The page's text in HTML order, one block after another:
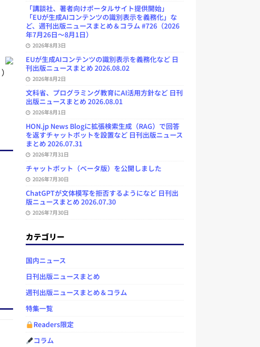
）
「講談社、著者向けポータルサイト提供開始」
「EUが生成AIコンテンツの識別表示を義務化」な
ど、週刊出版ニュースまとめ＆コラム #726（2026
年7月26日～8月1日）
2026年8月3日
EUが生成AIコンテンツの識別表示を義務化など 日
刊出版ニュースまとめ 2026.08.02
2026年8月2日
文科省、プログラミング教育にAI活用方針など 日刊
出版ニュースまとめ 2026.08.01
2026年8月1日
HON.jp News Blogに拡張検索生成（RAG）で回答
を返すチャットボットを設置など 日刊出版ニュース
まとめ 2026.07.31
2026年7月31日
チャットボット（ベータ版）を公開しました
2026年7月30日
ChatGPTが文体模写を拒否するようになど 日刊出
版ニュースまとめ 2026.07.30
2026年7月30日
カテゴリー
国内ニュース
日刊出版ニュースまとめ
週刊出版ニュースまとめ＆コラム
特集一覧
Readers限定
コラム